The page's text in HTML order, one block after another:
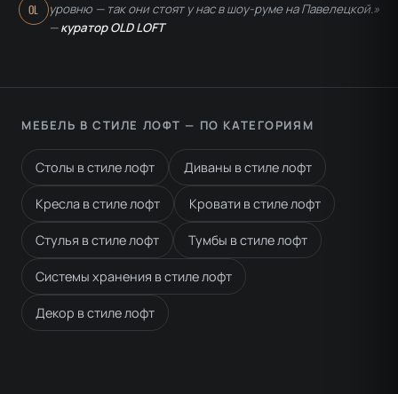
OL
уровню — так они стоят у нас в шоу-руме на Павелецкой.»
—куратор OLD LOFT
МЕБЕЛЬ В СТИЛЕ ЛОФТ — ПО КАТЕГОРИЯМ
Столы в стиле лофт Диваны в стиле лофт
Кресла в стиле лофт Кровати в стиле лофт
Стулья в стиле лофт Тумбы в стиле лофт
Системы хранения в стиле лофт
Декор в стиле лофт